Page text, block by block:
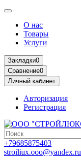
О нас
Товары
Услуги
Закладки0
Сравнение0
Личный кабинет
Авторизация
Регистрация
+79685875403
stroiliux.ooo@yandex.ru